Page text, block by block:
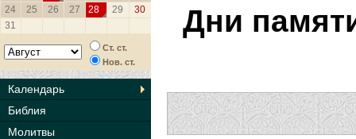
24
25 26 27 28 29
30
31
Ст. ст.
Нов. ст.
Календарь
Библия
Молитвы
Дни